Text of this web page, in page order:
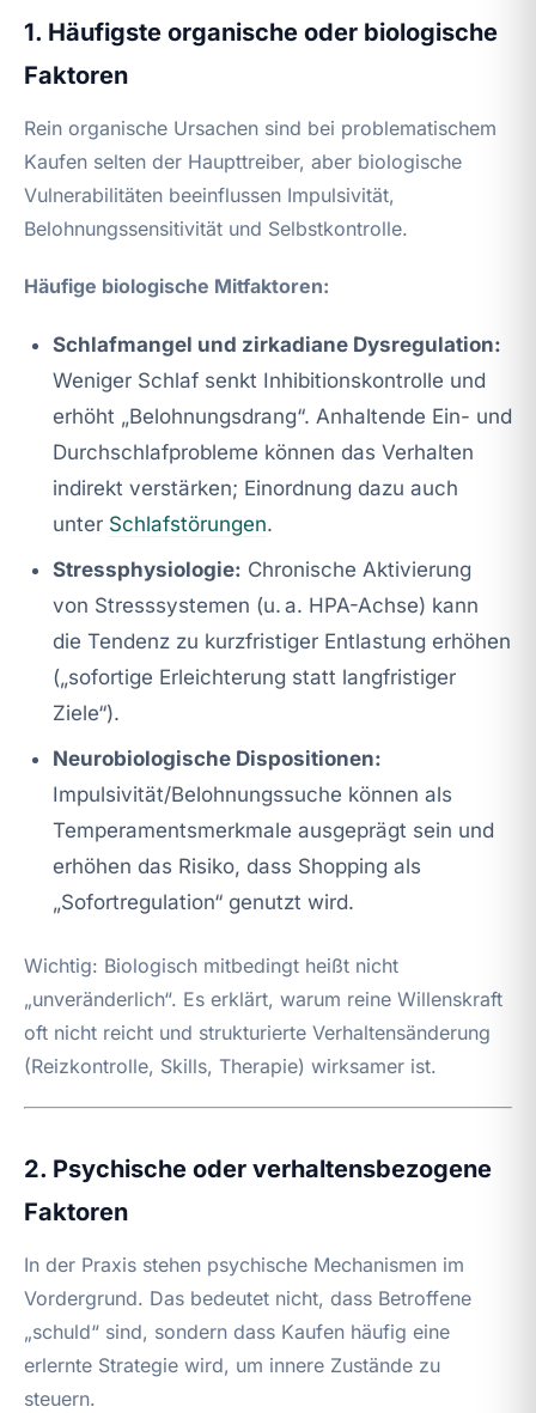
1. Häufigste organische oder biologische
Faktoren
Rein organische Ursachen sind bei problematischem
Kaufen selten der Haupttreiber, aber biologische
Vulnerabilitäten beeinflussen Impulsivität,
Belohnungssensitivität und Selbstkontrolle.
Häufige biologische Mitfaktoren:
Schlafmangel und zirkadiane Dysregulation:
Weniger Schlaf senkt Inhibitionskontrolle und
erhöht „Belohnungsdrang“. Anhaltende Ein- und
Durchschlafprobleme können das Verhalten
indirekt verstärken; Einordnung dazu auch
unter Schlafstörungen.
Stressphysiologie: Chronische Aktivierung
von Stresssystemen (u. a. HPA-Achse) kann
die Tendenz zu kurzfristiger Entlastung erhöhen
(„sofortige Erleichterung statt langfristiger
Ziele“).
Neurobiologische Dispositionen:
Impulsivität/Belohnungssuche können als
Temperamentsmerkmale ausgeprägt sein und
erhöhen das Risiko, dass Shopping als
„Sofortregulation“ genutzt wird.
Wichtig: Biologisch mitbedingt heißt nicht
„unveränderlich“. Es erklärt, warum reine Willenskraft
oft nicht reicht und strukturierte Verhaltensänderung
(Reizkontrolle, Skills, Therapie) wirksamer ist.
2. Psychische oder verhaltensbezogene
Faktoren
In der Praxis stehen psychische Mechanismen im
Vordergrund. Das bedeutet nicht, dass Betroffene
„schuld“ sind, sondern dass Kaufen häufig eine
erlernte Strategie wird, um innere Zustände zu
steuern.